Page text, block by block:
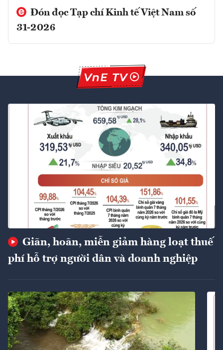
Đón đọc Tạp chí Kinh tế Việt Nam số
31-2026
Giãn, hoãn, miễn giảm hàng loạt thuế
phí hỗ trợ người dân và doanh nghiệp